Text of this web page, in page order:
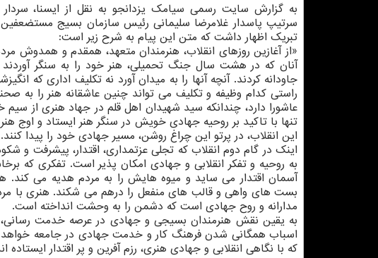
به گزارش سایت رسمی سیامك یزدانجو به نقل از ایسنا، سردار
سرتیپ پاسدار غلامرضا سلیمانی رئیس سازمان بسیج
تبریك اظهار داشت كه متن این پیام به شرح زیر است:
«از آغازین روزهای انقلاب، هنرمندان متعهد، همقدم و همدوش
آنان كه در هشت سال جنگ تحمیلی، هنر خود را به سنگر
جاودانه كردند. آنچه آنها را به میدان آورد نه تكلیف اداری كه
راستی كدام وظیفه و تكلیف می تواند چنین عاشقانه هنر را به
عاشورا دارد، چندانكه سید شهیدان اهل قلم در جهاد هنری از
تنها با تاكید بر روحیه جهادی خویش در سنگر هنر ایستاد و اوج
این انقلاب، در پرتو این چراغ روشن، مسیر جهادی خود را پیدا كنند.
اینك در گام دوم انقلاب كه تجلی عزتمداری، اقتدار، پیشرفت و
به روحیه و تفكر انقلابی و جهادی امكان پذیر است. تفكری كه
آسمان اقتدار می ساید و میوه هایش را به مردم هدیه می
بست های واهی و قالب های منفعل را درهم می شكند. هنری با
مدارانه و روح جهادی است كه دشمن را به وحشت انداخته است.
به یقین نقش هنرمندان بسیجی و جهادی در عرصه خدمت
اسباب همگانی شدن فرهنگ كار و خدمت جهادی در جامعه خواهد
كه با نگاهی انقلابی و جهادی هنری، رزم آفرین و پر اقتدار ایستاده